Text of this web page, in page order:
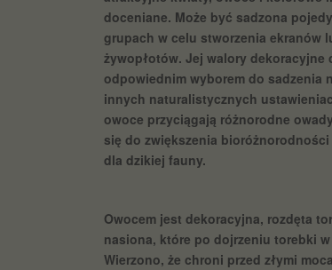
doceniane. Może być sadzona
grupach w celu stworzenia ekranów
żywopłotów. Jej walory dekoracyjne
odpowiednim wyborem do sadzenia
innych naturalistycznych
owoce przyciągają różnorodne
się do zwiększenia
dla dzikiej fauny.
Owocem jest dekoracyjna, rozdęta
nasiona, które po dojrzeniu torebki
Wierzono, że chroni przed złymi